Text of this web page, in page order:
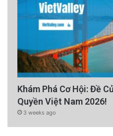
Khám Phá Cơ Hội: Đề
Quyền Việt Nam 2026!
3 weeks ago